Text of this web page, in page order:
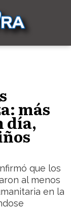
más
día,
que los
al menos
en la